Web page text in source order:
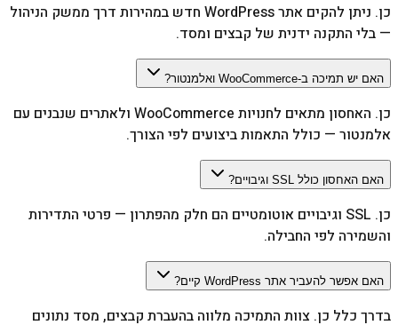
כן. ניתן להקים אתר WordPress חדש במהירות דרך ממשק הניהול
— בלי התקנה ידנית של קבצים ומסד.
האם יש תמיכה ב-WooCommerce ואלמנטור?
כן. האחסון מתאים לחנויות WooCommerce ולאתרים שנבנים עם
אלמנטור — כולל התאמות ביצועים לפי הצורך.
האם האחסון כולל SSL וגיבויים?
כן. SSL וגיבויים אוטומטיים הם חלק מהפתרון — פרטי התדירות
והשמירה לפי החבילה.
האם אפשר להעביר אתר WordPress קיים?
בדרך כלל כן. צוות התמיכה מלווה בהעברת קבצים, מסד נתונים